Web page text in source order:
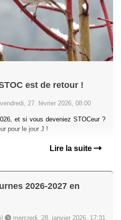
est de retour !
vendredi, 27. février 2026, 08:00
et si vous deveniez STOCeur ?
pour le jour J !
Lire la suite
2026-2027 en
mercredi, 28. janvier 2026, 17:31